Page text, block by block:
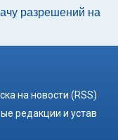
разрешений на
на новости (RSS)
редакции и устав